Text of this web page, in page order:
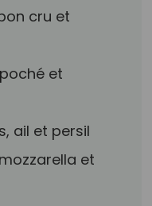
cru et
et
ail et persil
et